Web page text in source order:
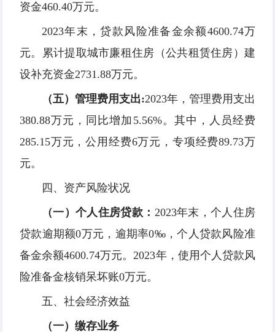
资金460.40万元。
2023年末，贷款风险准备金余额4600.74万
元。累计提取城市廉租住房（公共租赁住房）建
设补充资金2731.88万元。
（五）管理费用支出:2023年，管理费用支出
380.88万元，同比增加5.56%。其中，人员经费
285.15万元，公用经费6万元，专项经费89.73万
元。
四、资产风险状况
（一）个人住房贷款： 2023年末，个人住房
贷款逾期额0万元，逾期率0‰，个人贷款风险准
备金余额4600.74万元。2023年，使用个人贷款风
险准备金核销呆坏账0万元。
五、社会经济效益
（一）缴存业务